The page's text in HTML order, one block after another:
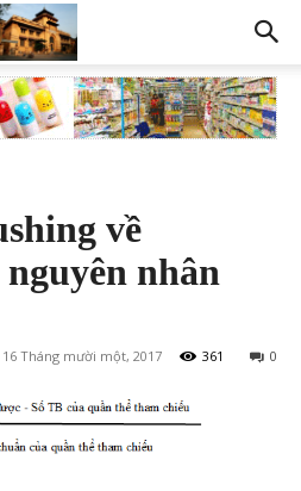
về
nhân
16 Tháng mười một, 2017 0
361